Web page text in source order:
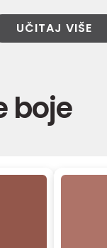
UČITAJ VIŠE
boje